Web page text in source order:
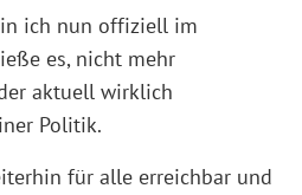
ich nun offiziell im
es, nicht mehr
aktuell wirklich
Politik.
für alle erreichbar und